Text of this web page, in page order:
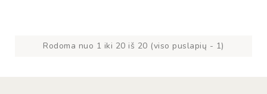
Rodoma nuo 1 iki 20 iš 20 (viso puslapių - 1)